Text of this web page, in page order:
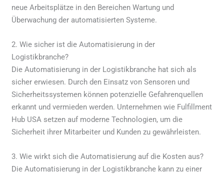
neue Arbeitsplätze in den Bereichen Wartung und
Überwachung der automatisierten Systeme.
2. Wie sicher ist die Automatisierung in der
Logistikbranche?
Die Automatisierung in der Logistikbranche hat sich als
sicher erwiesen. Durch den Einsatz von Sensoren und
Sicherheitssystemen können potenzielle Gefahrenquellen
erkannt und vermieden werden. Unternehmen wie Fulfillment
Hub USA setzen auf moderne Technologien, um die
Sicherheit ihrer Mitarbeiter und Kunden zu gewährleisten.
3. Wie wirkt sich die Automatisierung auf die Kosten aus?
Die Automatisierung in der Logistikbranche kann zu einer